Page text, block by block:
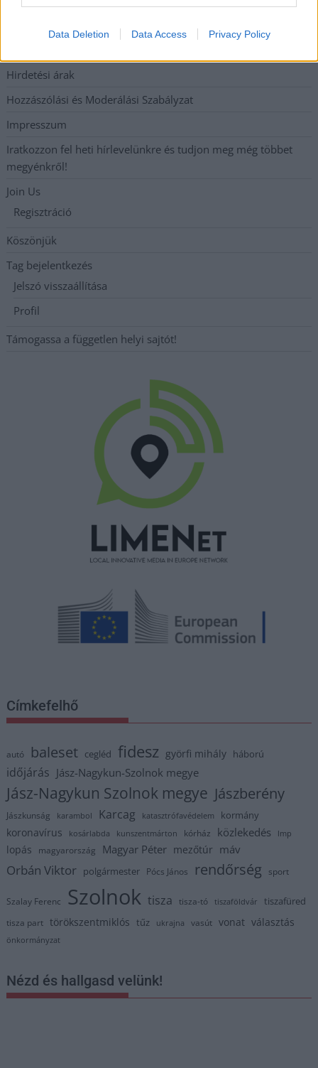
Data Deletion Data Access Privacy Policy
Hirdetési árak
Hozzászólási és Moderálási Szabályzat
Impresszum
Iratkozzon fel heti hírlevelünkre és tudjon meg még többet
megyénkről!
Join Us
Regisztráció
Köszönjük
Tag bejelentkezés
Jelszó visszaállítása
Profil
Támogassa a független helyi sajtót!
Címkefelhő
autó baleset cegléd fidesz györfi mihály háború
időjárás Jász-Nagykun-Szolnok megye
Jász-Nagykun Szolnok megye Jászberény
Jászkunság karambol Karcag katasztrófavédelem kormány
koronavírus kosárlabda kunszentmárton kórház közlekedés lmp
lopás magyarország Magyar Péter mezőtúr máv
Orbán Viktor polgármester Pócs János rendőrség sport
Szalay Ferenc Szolnok tisza tisza-tó tiszaföldvár tiszafüred
tisza part törökszentmiklós tűz ukrajna vasút vonat választás
önkormányzat
Nézd és hallgasd velünk!